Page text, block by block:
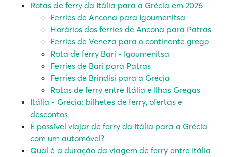
Rotas de ferry da Itália para a Grécia em 2026
Ferries de Ancona para Igoumenitsa
Horários dos ferries de Ancona para Patras
Ferries de Veneza para o continente grego
Rota de ferry Bari - Igoumenitsa
Ferries de Bari para Patras
Ferries de Brindisi para a Grécia
Rotas de ferry entre Itália e Ilhas Gregas
Itália - Grécia: bilhetes de ferry, ofertas e
descontos
É possível viajar de ferry da Itália para a Grécia
com um automóvel?
Qual é a duração da viagem de ferry entre Itália